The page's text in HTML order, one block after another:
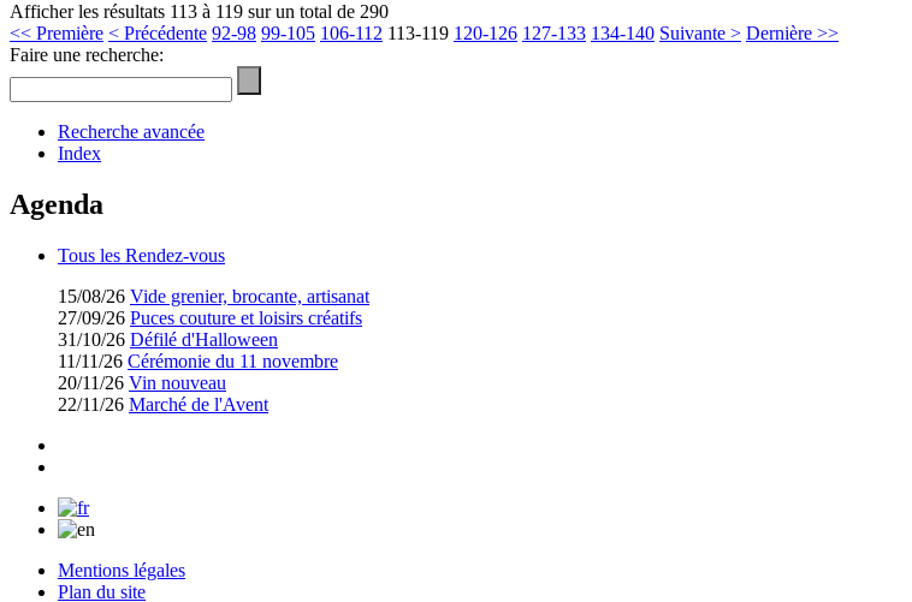
Afficher les résultats 113 à 119 sur un total de 290
<< Première < Précédente 92-98 99-105 106-112 113-119 120-126 127-133 134-140 Suivante > Dernière >>
Faire une recherche:
Recherche avancée
Index
Agenda
Tous les Rendez-vous
15/08/26 Vide grenier, brocante, artisanat
27/09/26 Puces couture et loisirs créatifs
31/10/26 Défilé d'Halloween
11/11/26 Cérémonie du 11 novembre
20/11/26 Vin nouveau
22/11/26 Marché de l'Avent
Mentions légales
Plan du site